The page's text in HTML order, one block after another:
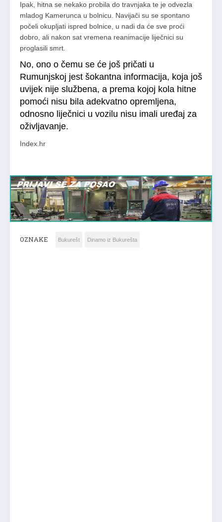
Ipak, hitna se nekako probila do travnjaka te je odvezla
mladog Kamerunca u bolnicu. Navijači su se spontano
počeli okupljati ispred bolnice, u nadi da će sve proći
dobro, ali nakon sat vremena reanimacije liječnici su
proglasili smrt.
No, ono o čemu se će još pričati u
Rumunjskoj jest šokantna informacija, koja još
uvijek nije službena, a prema kojoj kola hitne
pomoći nisu bila adekvatno opremljena,
odnosno liječnici u vozilu nisu imali uređaj za
oživljavanje.
Index.hr
OZNAKE Bukurešt Dinamo iz Bukurešta